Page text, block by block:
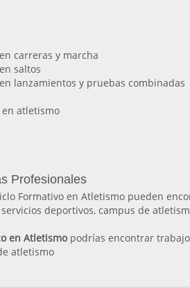
carreras y marcha
saltos
lanzamientos y pruebas combinadas
atletismo
Profesionales
Formativo en Atletismo pueden
deportivos, campus de
en Atletismo podrías encontrar
atletismo